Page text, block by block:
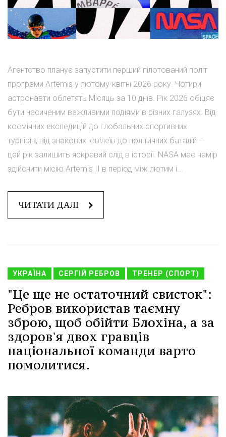
Агентство планує запустити перший пілотований політ
програми Artemis у лютому-квітні 2026 року. Чотири
астронавти облетять Місяць за 10 днів. Рік 2026 обіцяє
бути насиченим важливими подіями в різних галузях. Від
космічних експедицій до глобальних спортивних
турнірів, від знакових ювілеїв до політичних баталій —
цей рік залишить яскравий слід в історії. NASA має намір
здійснити місію Artemis II в період між лютим і...
ЧИТАТИ ДАЛІ
УКРАЇНА СЕРГІЙ РЕБРОВ ТРЕНЕР (СПОРТ)
"Це ще не остаточний свисток":
Ребров використав таємну
зброю, щоб обійти Блохіна, а за
здоров'я двох гравців
національної команди варто
помолитися.